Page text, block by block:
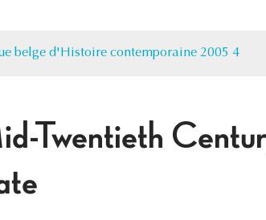
belge d'Histoire contemporaine 2005 4
Twentieth